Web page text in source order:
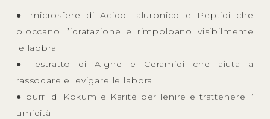
● microsfere di Acido Ialuronico e Peptidi che
bloccano l’idratazione e rimpolpano visibilmente
le labbra
● estratto di Alghe e Ceramidi che aiuta a
rassodare e levigare le labbra
● burri di Kokum e Karité per lenire e trattenere l’
umidità